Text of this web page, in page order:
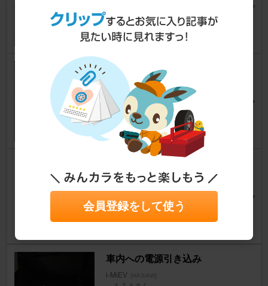
きみkimiさん
11
2
デュアルホーンへの交換(i-MiE
i-MiEV [HA3/4W]
ＫＡＫＵさん
13
2
交換
ao_chanさん
車内への電源引き込み
i-MiEV [HA3/4W]
会員登録をして使う